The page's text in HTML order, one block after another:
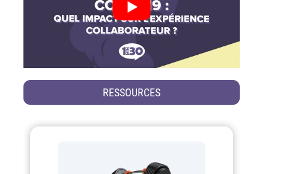
RESSOURCES